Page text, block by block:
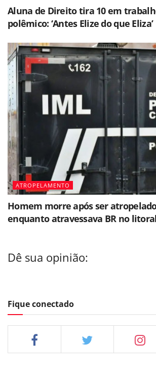
Aluna de Direito tira 10 em
polêmico: ‘Antes Elize do que Eliza’
ATROPELAMENTO
Homem morre após ser
enquanto atravessava BR no
Dê sua opinião:
Fique conectado